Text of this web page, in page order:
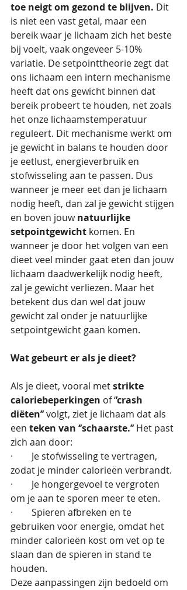
toe neigt om gezond te blijven. Dit
is niet een vast getal, maar een
bereik waar je lichaam zich het beste
bij voelt, vaak ongeveer 5-10%
variatie. De setpointtheorie zegt dat
ons lichaam een intern mechanisme
heeft dat ons gewicht binnen dat
bereik probeert te houden, net zoals
het onze lichaamstemperatuur
reguleert. Dit mechanisme werkt om
je gewicht in balans te houden door
je eetlust, energieverbruik en
stofwisseling aan te passen. Dus
wanneer je meer eet dan je lichaam
nodig heeft, dan zal je gewicht stijgen
en boven jouw natuurlijke
setpointgewicht komen. En
wanneer je door het volgen van een
dieet veel minder gaat eten dan jouw
lichaam daadwerkelijk nodig heeft,
zal je gewicht verliezen. Maar het
betekent dus dan wel dat jouw
gewicht zal onder je natuurlijke
setpointgewicht gaan komen.
Wat gebeurt er als je dieet?
Als je dieet, vooral met strikte
caloriebeperkingen of ‘’crash
diëten’’ volgt, ziet je lichaam dat als
een teken van ‘’schaarste.’’ Het past
zich aan door:
·        Je stofwisseling te vertragen,
zodat je minder calorieën verbrandt.
·        Je hongergevoel te vergroten
om je aan te sporen meer te eten.
·        Spieren afbreken en te
gebruiken voor energie, omdat het
minder calorieën kost om vet op te
slaan dan de spieren in stand te
houden.
Deze aanpassingen zijn bedoeld om